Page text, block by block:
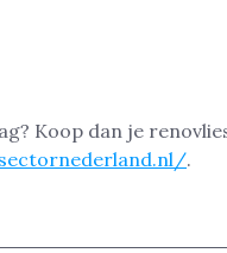
Koop dan je
.